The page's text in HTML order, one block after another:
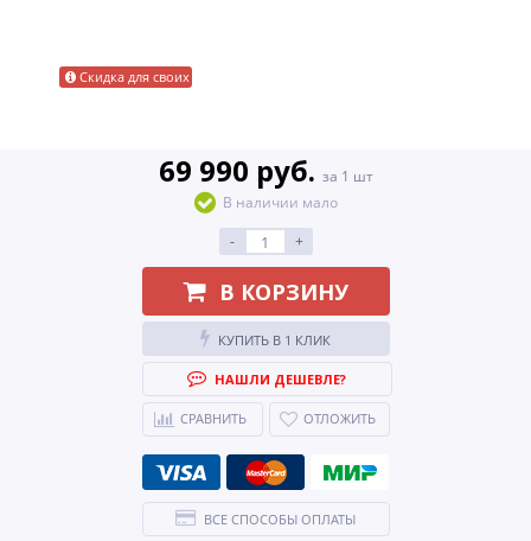
Скидка для своих
69 990 руб. за 1 шт
В наличии мало
-
+
В КОРЗИНУ
КУПИТЬ В 1 КЛИК
НАШЛИ ДЕШЕВЛЕ?
СРАВНИТЬ ОТЛОЖИТЬ
ВСЕ СПОСОБЫ ОПЛАТЫ